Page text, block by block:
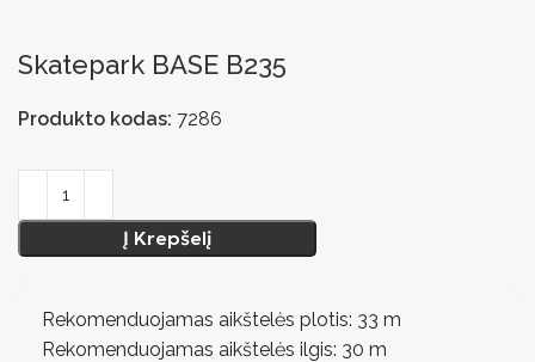
Skatepark BASE B235
Produkto kodas: 7286
Į Krepšelį
Rekomenduojamas aikštelės plotis: 33 m
Rekomenduojamas aikštelės ilgis: 30 m